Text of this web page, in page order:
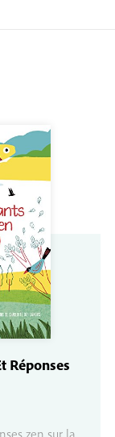
Réponses